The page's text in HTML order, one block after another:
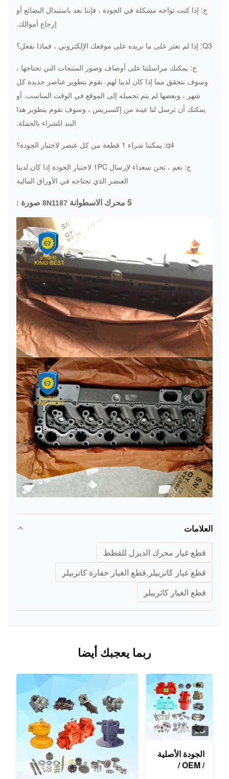
ج: إذا كنت تواجه مشكلة في الجودة ، فإننا نعد باستبدال البضائع أو
إرجاع أموالك.
Q3: إذا لم نعثر على ما نريده على موقعك الإلكتروني ، فماذا نفعل؟
ج: يمكنك مراسلتنا على أوصاف وصور المنتجات التي تحتاجها ،
وسوف نتحقق مما إذا كان لدينا لهم. نقوم بتطوير عناصر جديدة كل
شهر ، وبعضها لم يتم تحميله إلى الموقع في الوقت المناسب. أو
يمكنك أن ترسل لنا عينة من إكسبريس ، وسوف نقوم بتطوير هذا
البند للشراء بالجملة.
q4: يمكننا شراء 1 قطعة من كل عنصر لاختبار الجودة؟
ج: نعم ، نحن سعداء لإرسال 1PC لاختبار الجودة إذا كان لدينا
العنصر الذي تحتاجه في الأوراق المالية
5 محرك الاسطوانة 8N1187 صورة :
العلامات
قطع غيار محرك الديزل للقطط
قطع غيار كاتربيلر,قطع الغيار حفارة كاتربيلر
قطع الغيار كاتربيلر
ربما يعجبك أيضا
فيديو
الجودة الأصلية
/ OEM /